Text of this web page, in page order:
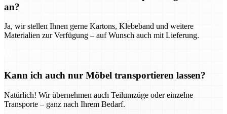
an?
Ja, wir stellen Ihnen gerne Kartons, Klebeband und weitere
Materialien zur Verfügung – auf Wunsch auch mit Lieferung.
Kann ich auch nur Möbel transportieren lassen?
Natürlich! Wir übernehmen auch Teilumzüge oder einzelne
Transporte – ganz nach Ihrem Bedarf.